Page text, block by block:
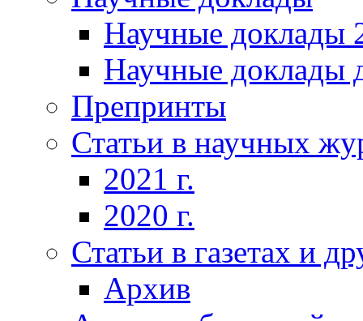
Научные доклады
Научные доклады
Препринты
Статьи в научных
2021 г.
2020 г.
Статьи в газетах и
Архив